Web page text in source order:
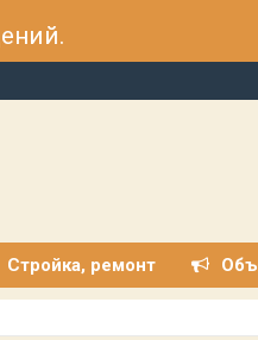
Стройка, ремонт